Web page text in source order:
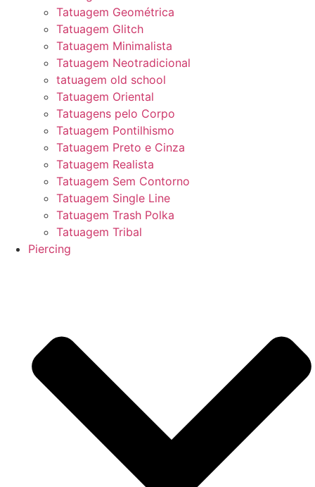
Tatuagem Geométrica
Tatuagem Glitch
Tatuagem Minimalista
Tatuagem Neotradicional
tatuagem old school
Tatuagem Oriental
Tatuagens pelo Corpo
Tatuagem Pontilhismo
Tatuagem Preto e Cinza
Tatuagem Realista
Tatuagem Sem Contorno
Tatuagem Single Line
Tatuagem Trash Polka
Tatuagem Tribal
Piercing